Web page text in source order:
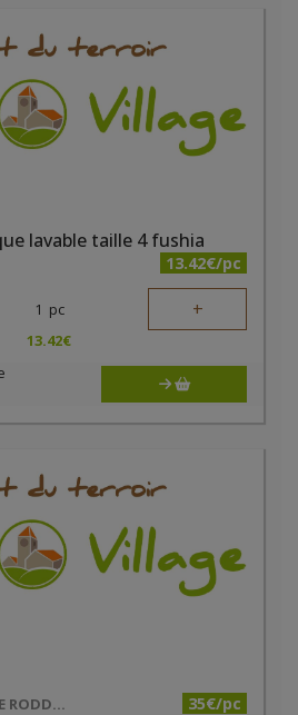
lavable taille 4 fushia
13.42€/pc
1 pc +
13.42€
BICLOO/VALENTIN DE RODDER 35€/pc